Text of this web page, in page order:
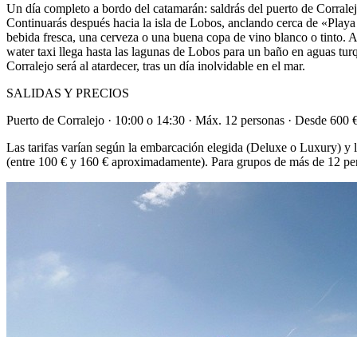
Un día completo a bordo del catamarán: saldrás del puerto de
Continuarás después hacia la isla de Lobos, anclando cerca de
bebida fresca, una cerveza o una buena copa de vino blanco o tinto.
water taxi llega hasta las lagunas de Lobos para un baño en aguas
Corralejo será al atardecer, tras un día inolvidable en el mar.
SALIDAS Y PRECIOS
Puerto de Corralejo · 10:00 o 14:30 · Máx. 12 personas · Desde 600
Las tarifas varían según la embarcación elegida (Deluxe o Luxury) y
(entre 100 € y 160 € aproximadamente). Para grupos de más de 12